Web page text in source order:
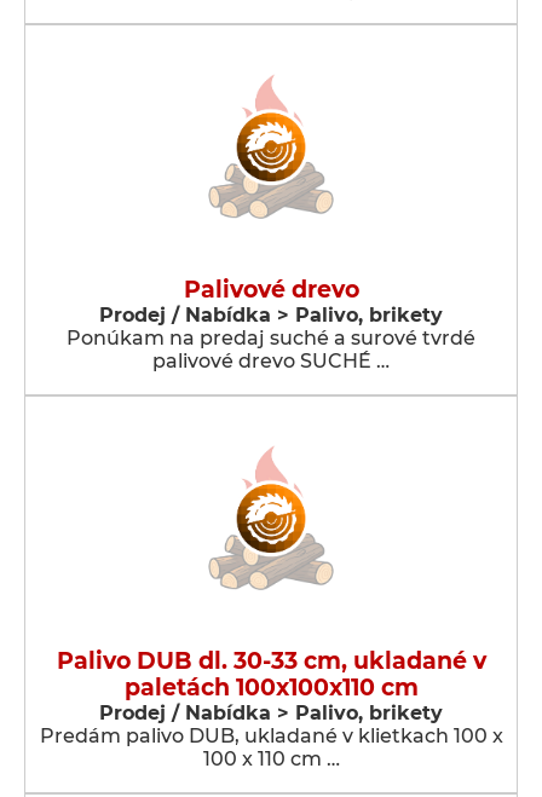
Palivové drevo
Prodej / Nabídka > Palivo, brikety
Ponúkam na predaj suché a surové tvrdé
palivové drevo SUCHÉ …
Palivo DUB dl. 30-33 cm, ukladané v
paletách 100x100x110 cm
Prodej / Nabídka > Palivo, brikety
Predám palivo DUB, ukladané v klietkach 100 x
100 x 110 cm …